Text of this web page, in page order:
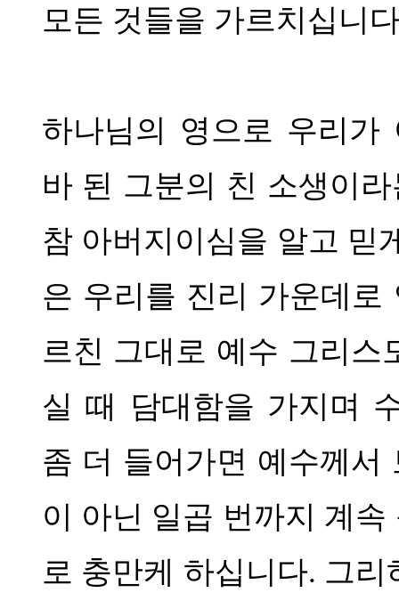
모든 것들을 가르치십니
하나님의 영으로 우리가
바 된 그분의 친 소생이
참 아버지이심을 알고 믿
은 우리를 진리 가운데로
르친 그대로 예수 그리스
실 때 담대함을 가지며
좀 더 들어가면 예수께서
이 아닌 일곱 번까지 계
로 충만케 하십니다. 그리